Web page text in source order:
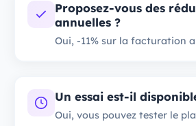
Proposez-vous des
annuelles ?
Oui, -11% sur la facturation
Un essai est-il
Oui, vous pouvez tester le